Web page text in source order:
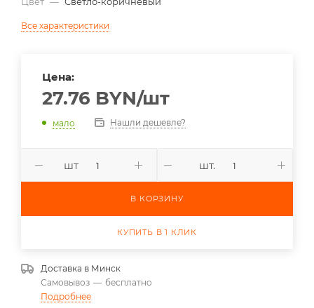
Все характеристики
Цена:
27.76 BYN/шт
мало Нашли дешевле?
шт шт.
В КОРЗИНУ
КУПИТЬ В 1 КЛИК
Доставка в Минск
Самовывоз — бесплатно
Подробнее